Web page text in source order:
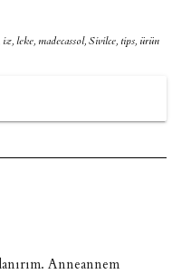
iz,leke, madecassol,Sivilce,tips, ürün
Anneannem